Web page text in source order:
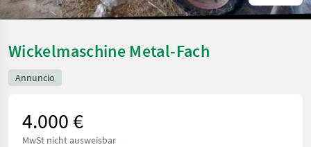
Wickelmaschine Metal-Fach
Annuncio
4.000 €
MwSt nicht ausweisbar